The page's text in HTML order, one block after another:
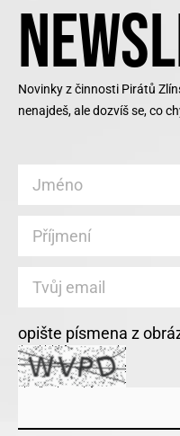
Novinky z činnosti Pirátů
nenajdeš, ale dozvíš se, co
opište písmena z